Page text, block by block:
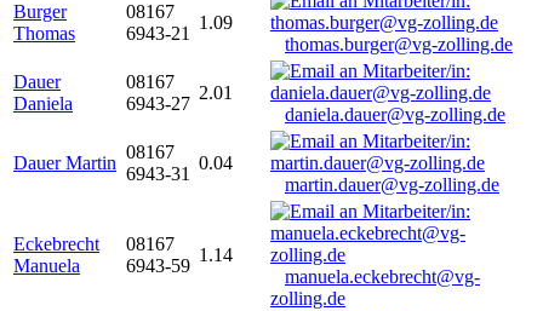
Burger
Thomas
08167
6943-21
1.09
thomas.burger@vg-zolling.de
Dauer
Daniela
08167
6943-27
2.01
daniela.dauer@vg-zolling.de
Dauer Martin
08167
6943-31
0.04
martin.dauer@vg-zolling.de
Eckebrecht
Manuela
08167
6943-59
1.14
manuela.eckebrecht@vg-
zolling.de